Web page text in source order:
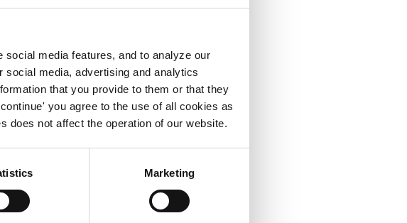
media features, and to analyze our
media, advertising and analytics
that you provide to them or that they
you agree to the use of all cookies as
does not affect the operation of our website.
Marketing
af nogle langt mere
at gøre ekstremt
på alle niveauer i hele
ved Veo
et højere niveau af
til en bæredygtig